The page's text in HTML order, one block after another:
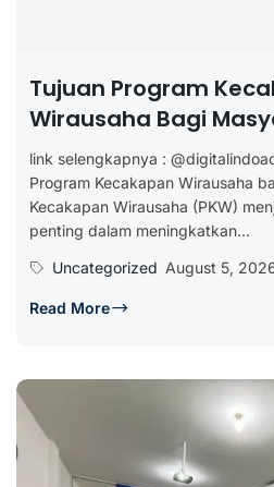
Tujuan Program
Wirausaha Bagi
link selengkapnya :
Program Kecakapan Wirausaha
Kecakapan Wirausaha (PKW)
penting dalam meningkatkan...
Uncategorized August 5,
Read More